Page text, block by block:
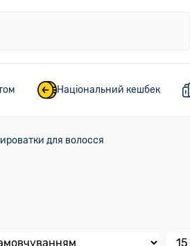
Національний кешбек
для волосся